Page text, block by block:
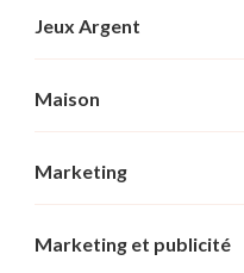
Jeux Argent
Maison
Marketing
Marketing et publicité